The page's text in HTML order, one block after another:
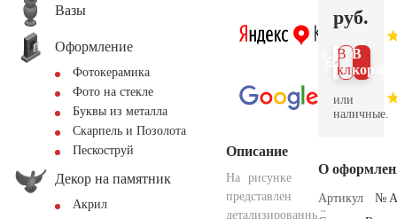
Вазы
Оформление
Фотокерамика
Фото на стекле
Буквы из металла
Скарпель и Позолота
Пескоструй
Декор на памятник
Акрил
Описание
На рисунке
представлен
детализированный
руб.
В
В 1
клик
или
наличные.
О
Артикул
№